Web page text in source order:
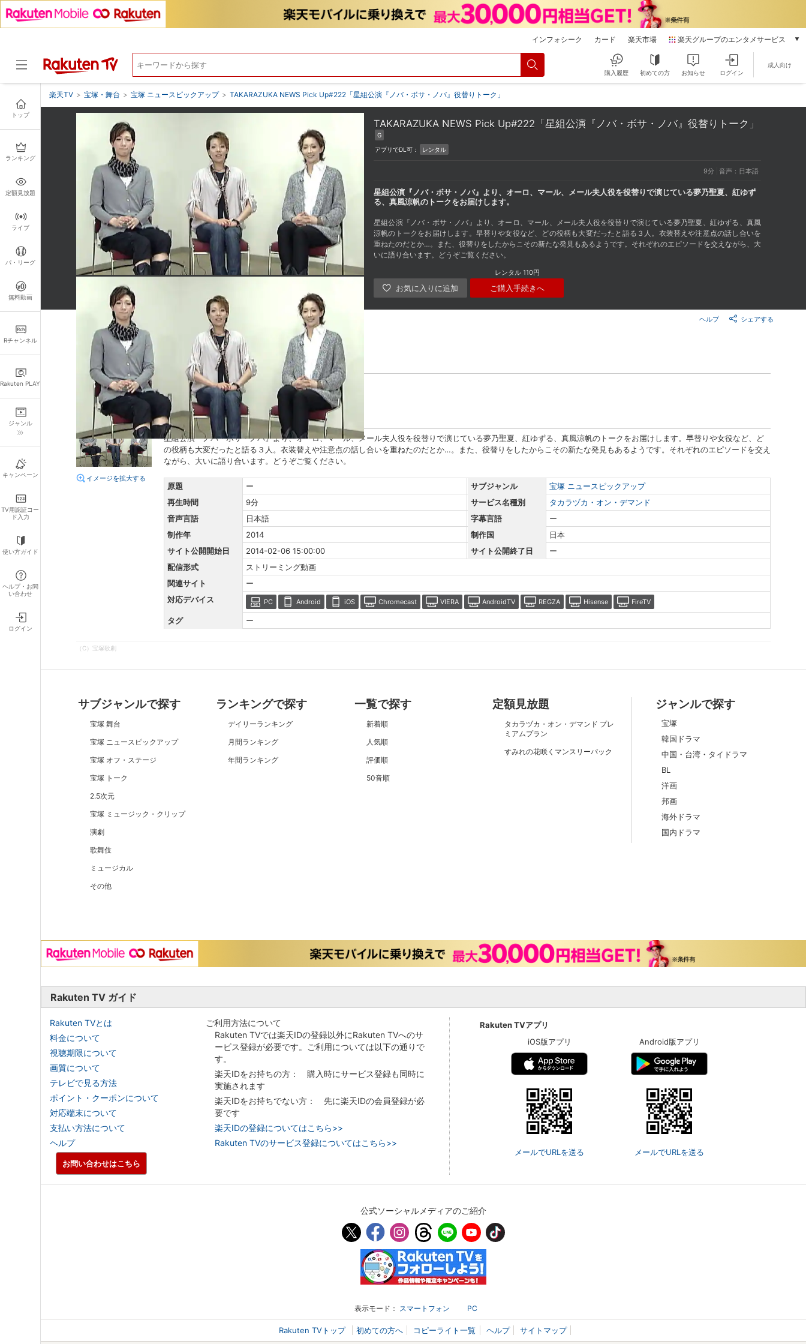
インフォシーク カード 楽天市場 楽天グループのエンタメサービス
本/ゲーム/CD/DVD
楽天Kobo
音楽配信
動画配信
無料テレビ
Rチャンネル
購入履歴 初めての方 お知らせ ログイン
成人向け
トップ
ランキング
定額見放題
ライブ
パ・リーグ
無料動画
Rチャンネル
Rakuten PLAY
ジャンル
キャンペーン
TV用認証コー
ド入力
使い方ガイド
ヘルプ・お問
い合わせ
ログイン
楽天TV > 宝塚・舞台 > 宝塚 ニュースピックアップ > TAKARAZUKA NEWS Pick Up#222「星組公演『ノバ・ボサ・ノバ』役替りトーク」
TAKARAZUKA NEWS Pick Up#222「星組公演『ノバ・ボサ・ノバ』役替りトーク」
G
アプリでDL可：
レンタル
9分 音声：日本語
星組公演『ノバ・ボサ・ノバ』より、オーロ、マール、メール夫人役を役替りで演じている夢乃聖夏、紅ゆず
る、真風涼帆のトークをお届けします。
星組公演『ノバ・ボサ・ノバ』より、オーロ、マール、メール夫人役を役替りで演じている夢乃聖夏、紅ゆずる、真風
涼帆のトークをお届けします。早替りや女役など、どの役柄も大変だったと語る３人。衣装替えや注意点の話し合いを
重ねたのだとか…。また、役替りをしたからこその新たな発見もあるようです。それぞれのエピソードを交えながら、大
いに語り合います。どうぞご覧ください。
レンタル 110円
ご購入手続きへ
シェアする
ヘルプ
詳細情報
イメージを拡大する
キャスト・スタッフ
出演：夢乃聖夏 紅ゆずる
真風涼帆
組名： 星組
あらすじ
星組公演『ノバ・ボサ・ノバ』より、オーロ、マール、メール夫人役を役替りで演じている夢乃聖夏、紅ゆずる、真風涼帆のトークをお届けします。早替りや女役など、ど
の役柄も大変だったと語る３人。衣装替えや注意点の話し合いを重ねたのだとか…。また、役替りをしたからこその新たな発見もあるようです。それぞれのエピソードを交え
ながら、大いに語り合います。どうぞご覧ください。
原題 ー サブジャンル
宝塚 ニュースピックアップ
再生時間
9分 サービス名種別
タカラヅカ・オン・デマンド
音声言語
日本語 字幕言語
ー
制作年
2014 制作国
日本
サイト公開開始日
2014-02-06 15:00:00 サイト公開終了日
ー
配信形式
ストリーミング動画
関連サイト
ー
対応デバイス
PC Android iOS Chromecast VIERA AndroidTV REGZA Hisense FireTV
タグ ー
（C）宝塚歌劇
サブジャンルで探す
宝塚 舞台
宝塚 ニュースピックアップ
宝塚 オフ・ステージ
宝塚 トーク
2.5次元
宝塚 ミュージック・クリップ
演劇
歌舞伎
ミュージカル
その他
ランキングで探す
デイリーランキング
月間ランキング
年間ランキング
一覧で探す
新着順
人気順
評価順
50音順
定額見放題
タカラヅカ・オン・デマンド プレ
ミアムプラン
すみれの花咲くマンスリーパック
ジャンルで探す
宝塚
韓国ドラマ
中国・台湾・タイドラマ
BL
洋画
邦画
海外ドラマ
国内ドラマ
Rakuten TV ガイド
Rakuten TVとは
料金について
視聴期限について
画質について
テレビで見る方法
ポイント・クーポンについて
対応端末について
支払い方法について
ヘルプ
ご利用方法について
Rakuten TVでは楽天IDの登録以外にRakuten TVへのサ
ービス登録が必要です。ご利用については以下の通りで
す。
楽天IDをお持ちの方： 購入時にサービス登録も同時に
実施されます
楽天IDをお持ちでない方： 先に楽天IDの会員登録が必
要です
楽天IDの登録についてはこちら>>
Rakuten TVのサービス登録についてはこちら>>
Rakuten TVアプリ
iOS版アプリ
メールでURLを送る
Android版アプリ
メールでURLを送る
お問い合わせはこちら
公式ソーシャルメディアのご紹介
表示モード： スマートフォン PC
Rakuten TVトップ 初めての方へ コピーライト一覧 ヘルプ サイトマップ